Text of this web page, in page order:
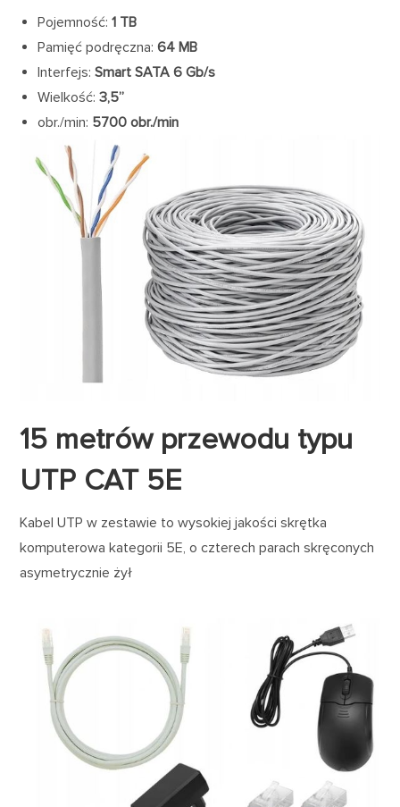
Pojemność:1 TB
Pamięć podręczna:64 MB
Interfejs:Smart SATA 6 Gb/s
Wielkość:3,5”
obr./min: 5700 obr./min
15 metrów przewodu typu
UTP CAT 5E
Kabel UTP w zestawie to wysokiej jakości skrętka
komputerowa kategorii 5E, o czterech parach skręconych
asymetrycznie żył